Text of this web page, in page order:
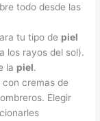
todo desde las
tu tipo de piel
los rayos del sol).
la piel.
con cremas de
Elegir